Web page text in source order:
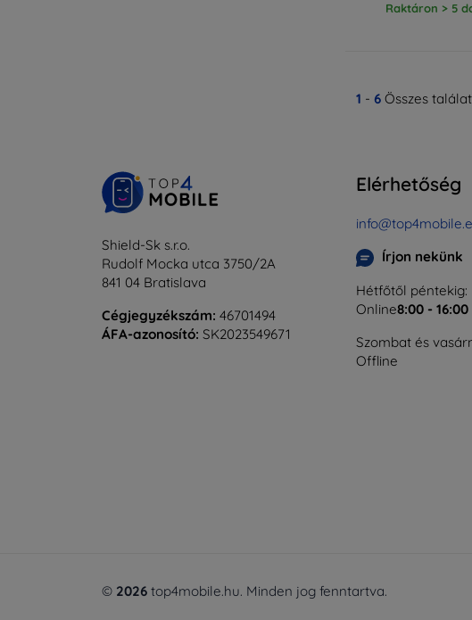
Raktáron > 5
1 - 6 Összes találat
Shield-Sk s.r.o.
Rudolf Mocka utca 3750/2A
841 04 Bratislava
Cégjegyzékszám: 46701494
ÁFA-azonosító: SK2023549671
Elérhetőség
Írjon nekünk
Hétfőtől péntekig:
Online8:00 - 16:00
Szombat és
Offline
© 2026 top4mobile.hu. Minden jog fenntartva.